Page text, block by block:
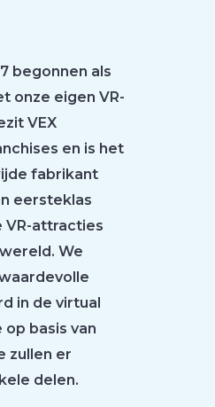
begonnen als
onze eigen VR-
VEX
en is het
fabrikant
eersteklas
VR-attracties
We
in de virtual
basis van
zullen er
delen.